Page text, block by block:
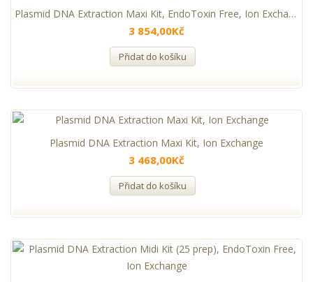
Plasmid DNA Extraction Maxi Kit, EndoToxin Free, Ion Exchange
3 854,00Kč
Přidat do košíku
Plasmid DNA Extraction Maxi Kit, Ion Exchange
3 468,00Kč
Přidat do košíku